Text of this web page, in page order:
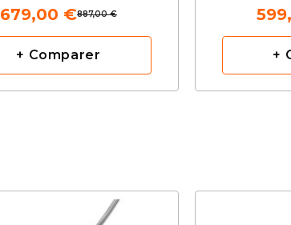
887,00 €
679,00 €
+ Comparer +